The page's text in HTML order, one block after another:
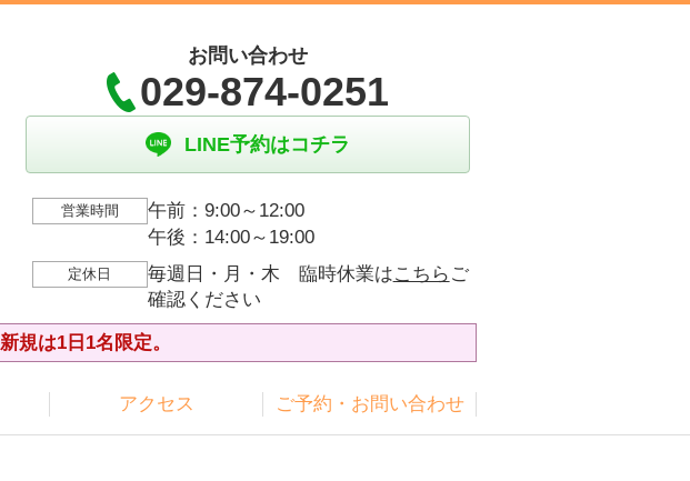
お問い合わせ
029-874-0251
LINE予約はコチラ
営業時間
午前：9:00～12:00
午後：14:00～19:00
定休日 毎週日・月・木 臨時休業はこちら ご
確認ください
規は1日1名限定。
アクセス ご予約・お問い合わせ